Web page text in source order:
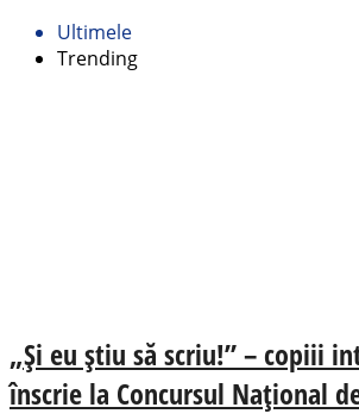
Ultimele
Trending
„Şi eu ştiu să scriu!” – copiii
înscrie la Concursul Naţional